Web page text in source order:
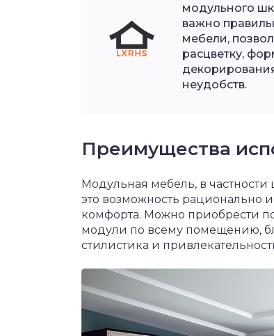
модульного
важно
мебели,
расцветку,
неудобств.
Преимущества
Модульная мебель, в
это возможность рационально
комфорта. Можно приобрести
модули по всему помещению,
стилистика и